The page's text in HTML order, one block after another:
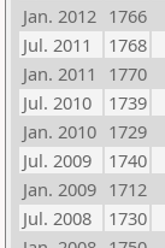
Jan. 2012 1766
Jul. 2011
1768
Jan. 2011
1770
Jul. 2010
1739
Jan. 2010 1729
Jul. 2009
1740
Jan. 2009 1712
Jul. 2008
1730